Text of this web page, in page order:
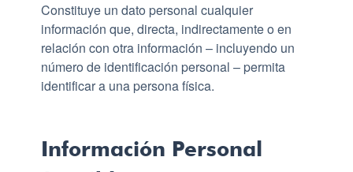
Constituye un dato personal cualquier
información que, directa, indirectamente o en
relación con otra información – incluyendo un
número de identificación personal – permita
identificar a una persona física.
Información Personal